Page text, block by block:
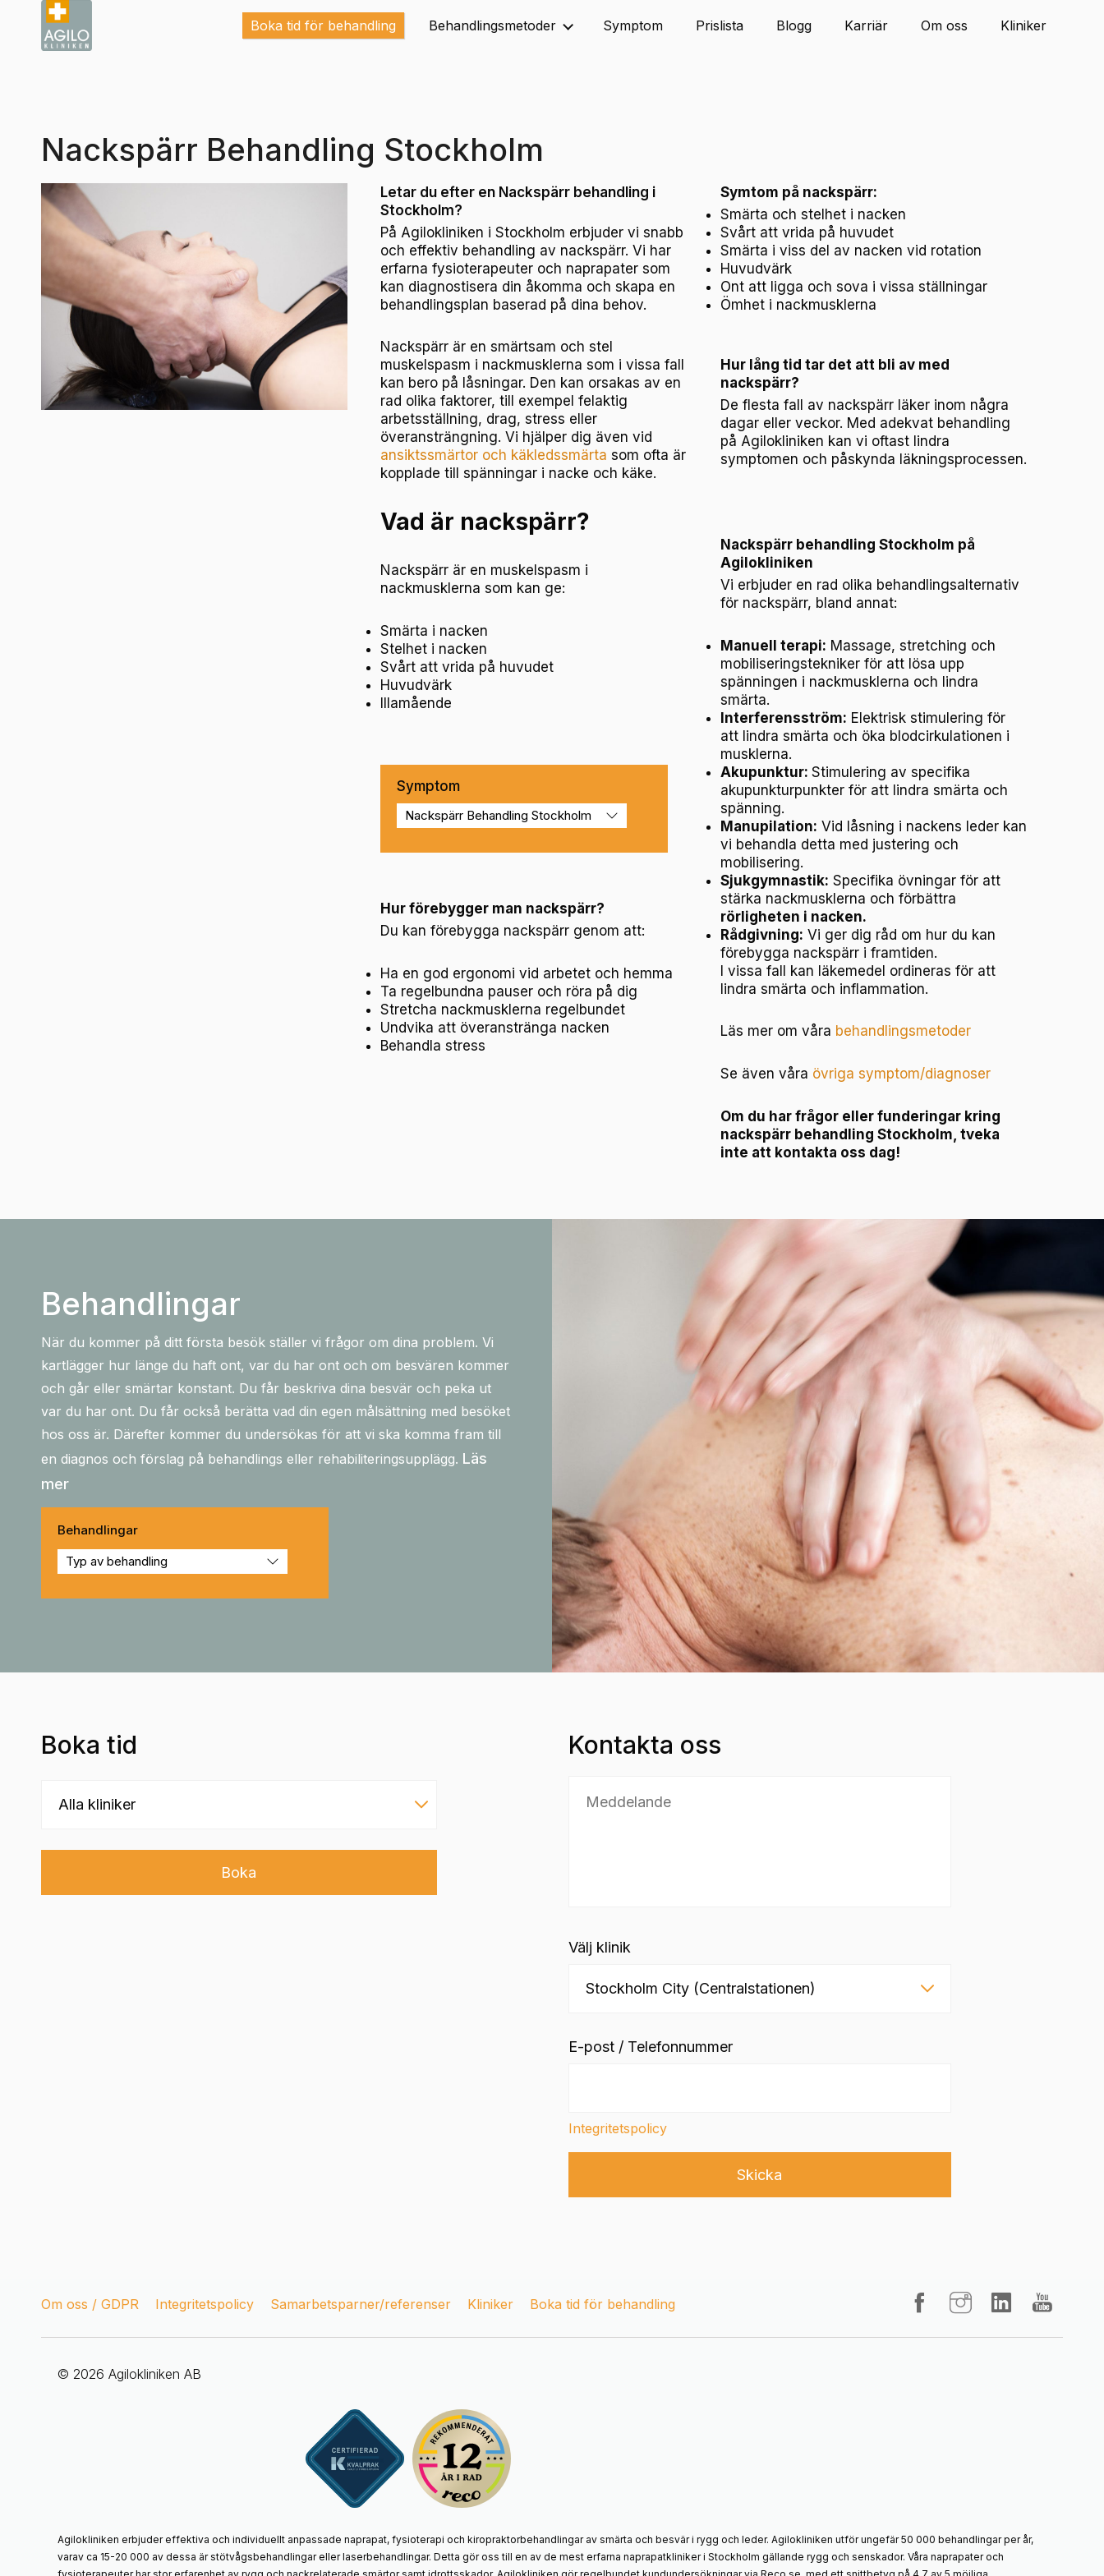
Boka tid för behandling Behandlingsmetoder Symptom Prislista Blogg Karriär Om oss Kliniker
Nackspärr Behandling Stockholm
Letar du efter en Nackspärr behandling i
Stockholm?
På Agilokliniken i Stockholm erbjuder vi snabb
och effektiv behandling av nackspärr. Vi har
erfarna fysioterapeuter och naprapater som
kan diagnostisera din åkomma och skapa en
behandlingsplan baserad på dina behov.
Nackspärr är en smärtsam och stel
muskelspasm i nackmusklerna som i vissa fall
kan bero på låsningar. Den kan orsakas av en
rad olika faktorer, till exempel felaktig
arbetsställning, drag, stress eller
överansträngning. Vi hjälper dig även vid
ansiktssmärtor och käkledssmärta som ofta är
kopplade till spänningar i nacke och käke.
Vad är nackspärr?
Nackspärr är en muskelspasm i
nackmusklerna som kan ge:
Smärta i nacken
Stelhet i nacken
Svårt att vrida på huvudet
Huvudvärk
Illamående
Symptom
Hur förebygger man nackspärr?
Du kan förebygga nackspärr genom att:
Ha en god ergonomi vid arbetet och hemma
Ta regelbundna pauser och röra på dig
Stretcha nackmusklerna regelbundet
Undvika att överanstränga nacken
Behandla stress
Symtom på nackspärr:
Smärta och stelhet i nacken
Svårt att vrida på huvudet
Smärta i viss del av nacken vid rotation
Huvudvärk
Ont att ligga och sova i vissa ställningar
Ömhet i nackmusklerna
Hur lång tid tar det att bli av med
nackspärr?
De flesta fall av nackspärr läker inom några
dagar eller veckor. Med adekvat behandling
på Agilokliniken kan vi oftast lindra
symptomen och påskynda läkningsprocessen.
Nackspärr behandling Stockholm på
Agilokliniken
Vi erbjuder en rad olika behandlingsalternativ
för nackspärr, bland annat:
Manuell terapi: Massage, stretching och
mobiliseringstekniker för att lösa upp
spänningen i nackmusklerna och lindra
smärta.
Interferensström: Elektrisk stimulering för
att lindra smärta och öka blodcirkulationen i
musklerna.
Akupunktur: Stimulering av specifika
akupunkturpunkter för att lindra smärta och
spänning.
Manupilation: Vid låsning i nackens leder kan
vi behandla detta med justering och
mobilisering.
Sjukgymnastik: Specifika övningar för att
stärka nackmusklerna och förbättra
rörligheten i nacken.
Rådgivning: Vi ger dig råd om hur du kan
förebygga nackspärr i framtiden.
I vissa fall kan läkemedel ordineras för att
lindra smärta och inflammation.
Läs mer om våra behandlingsmetoder
Se även våra övriga symptom/diagnoser
Om du har frågor eller funderingar kring
nackspärr behandling Stockholm, tveka
inte att kontakta oss dag!
Behandlingar
När du kommer på ditt första besök ställer vi frågor om dina problem. Vi
kartlägger hur länge du haft ont, var du har ont och om besvären kommer
och går eller smärtar konstant. Du får beskriva dina besvär och peka ut
var du har ont. Du får också berätta vad din egen målsättning med besöket
hos oss är. Därefter kommer du undersökas för att vi ska komma fram till
en diagnos och förslag på behandlings eller rehabiliteringsupplägg. Läs
mer
Behandlingar
Boka tid Kontakta oss
Välj klinik
E-post / Telefonnummer
Integritetspolicy
Om oss / GDPR Integritetspolicy Samarbetsparner/referenser Kliniker Boka tid för behandling
© 2026 Agilokliniken AB
Agilokliniken erbjuder effektiva och individuellt anpassade naprapat, fysioterapi och kiropraktorbehandlingar av smärta och besvär i rygg och leder. Agilokliniken utför ungefär 50 000 behandlingar per år,
varav ca 15-20 000 av dessa är stötvågsbehandlingar eller laserbehandlingar. Detta gör oss till en av de mest erfarna naprapatkliniker i Stockholm gällande rygg och senskador. Våra naprapater och